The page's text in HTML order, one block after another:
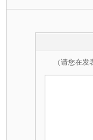
（请您在